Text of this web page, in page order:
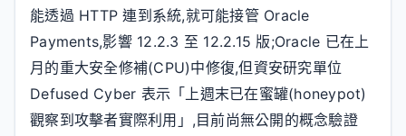
能透過 HTTP 連到系統,就可能接管 Oracle
Payments,影響 12.2.3 至 12.2.15 版;Oracle 已在上
月的重大安全修補(CPU)中修復,但資安研究單位
Defused Cyber 表示「上週末已在蜜罐(honeypot)
觀察到攻擊者實際利用」,目前尚無公開的概念驗證